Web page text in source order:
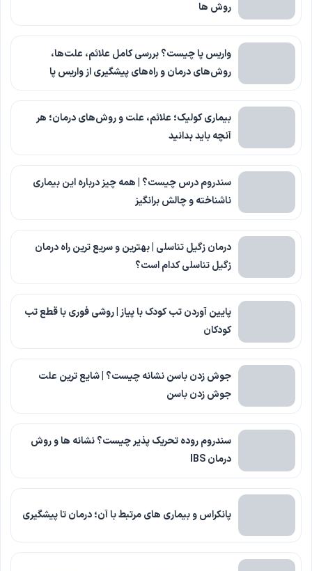
روش ها
واریس پا چیست؟ بررسی کامل علائم، علت‌ها،
روش‌های درمان و راه‌های پیشگیری از واریس پا
بیماری کولیک؛ علائم، علت و روش‌های درمان؛ هر
آنچه باید بدانید
سندروم درس چیست؟ | همه چیز درباره این بیماری
ناشناخته و چالش برانگیز
درمان زگیل تناسلی | بهترین و سریع ترین راه درمان
زگیل تناسلی کدام است؟
پایین آوردن تب کودک با پیاز | روشی فوری با قطع تب
کودکان
جوش زدن باسن نشانه چیست؟ | شایع ترین علت
جوش زدن باسن
سندروم روده تحریک پذیر چیست؟ نشانه ها و روش
درمان IBS
پانکراس و بیماری های مرتبط با آن؛ درمان تا پیشگیری